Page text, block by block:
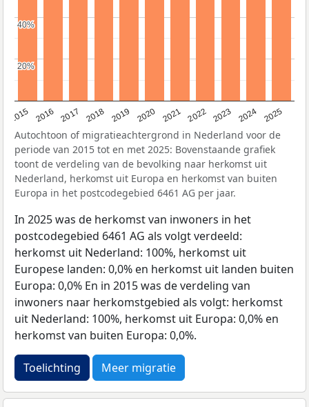
2015 2016 2017 2018 2019 2020 2021 2022 2023 2024 2025
20%
20%
40%
40%
Autochtoon of migratieachtergrond in Nederland voor de
periode van 2015 tot en met 2025: Bovenstaande grafiek
toont de verdeling van de bevolking naar herkomst uit
Nederland, herkomst uit Europa en herkomst van buiten
Europa in het postcodegebied 6461 AG per jaar.
In 2025 was de herkomst van inwoners in het
postcodegebied 6461 AG als volgt verdeeld:
herkomst uit Nederland: 100%, herkomst uit
Europese landen: 0,0% en herkomst uit landen buiten
Europa: 0,0% En in 2015 was de verdeling van
inwoners naar herkomstgebied als volgt: herkomst
uit Nederland: 100%, herkomst uit Europa: 0,0% en
herkomst van buiten Europa: 0,0%.
Toelichting Meer migratie